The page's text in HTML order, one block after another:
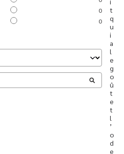
0
0
t
q
u
i
a
l
e
g
o
û
t
e
t
l
’
o
d
e